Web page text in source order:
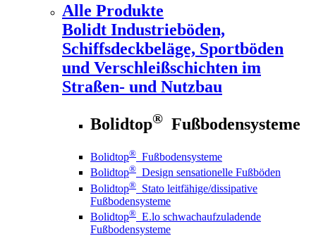
Alle Produkte
Bolidt Industrieböden,
Schiffsdeckbeläge, Sportböden
und Verschleißschichten im
Straßen- und Nutzbau
Bolidtop® Fußbodensysteme
Bolidtop® Fußbodensysteme
Bolidtop® Design sensationelle Fußböden
Bolidtop® Stato leitfähige/dissipative
Fußbodensysteme
Bolidtop® E.lo schwachaufzuladende
Fußbodensysteme